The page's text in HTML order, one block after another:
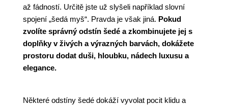
až fádností. Určitě jste už slyšeli například slovní
spojení „šedá myš“. Pravda je však jiná. Pokud
zvolíte správný odstín šedé a zkombinujete jej s
doplňky v živých a výrazných barvách, dokážete
prostoru dodat duši, hloubku, nádech luxusu a
elegance.
Některé odstíny šedé dokáží vyvolat pocit klidu a